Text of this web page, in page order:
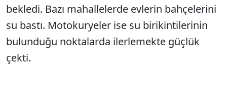
bekledi. Bazı mahallelerde evlerin bahçelerini
su bastı. Motokuryeler ise su birikintilerinin
bulunduğu noktalarda ilerlemekte güçlük
çekti.